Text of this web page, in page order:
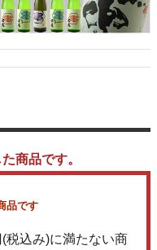
商品です。
品です
税込み)に満たない商